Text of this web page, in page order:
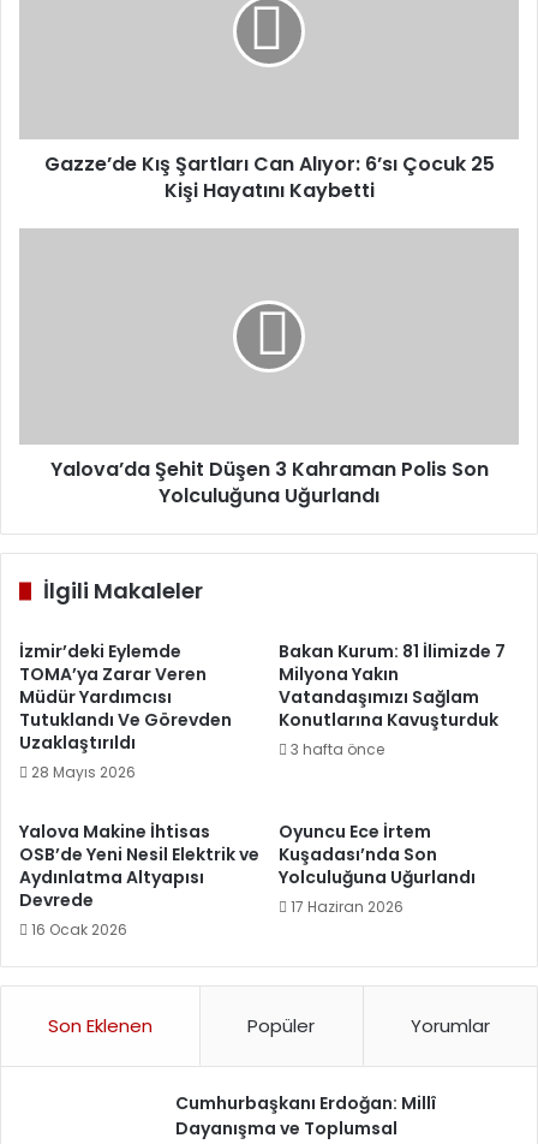
Kişi
Hayatını
Gazze’de Kış Şartları Can Alıyor: 6’sı Çocuk 25
Kişi Hayatını Kaybetti
Uğurlandı
Yalova’da Şehit Düşen 3 Kahraman Polis Son
Yolculuğuna Uğurlandı
İlgili Makaleler
İzmir’deki Eylemde
TOMA’ya Zarar Veren
Müdür Yardımcısı
Tutuklandı Ve Görevden
Uzaklaştırıldı
28 Mayıs 2026
Bakan Kurum: 81 İlimizde 7
Milyona Yakın
Vatandaşımızı Sağlam
Konutlarına Kavuşturduk
3 hafta önce
Yalova Makine İhtisas
OSB’de Yeni Nesil Elektrik ve
Aydınlatma Altyapısı
Devrede
16 Ocak 2026
Oyuncu Ece İrtem
Kuşadası’nda Son
Yolculuğuna Uğurlandı
17 Haziran 2026
Son Eklenen Popüler Yorumlar
Cumhurbaşkanı Erdoğan: Millî
Dayanışma ve Toplumsal